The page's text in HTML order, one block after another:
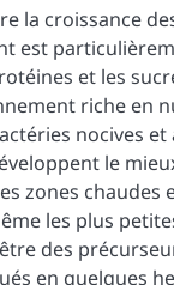
la croissance
est
et les
riche en
nocives et
le
zones chaudes
les plus
des
en quelques